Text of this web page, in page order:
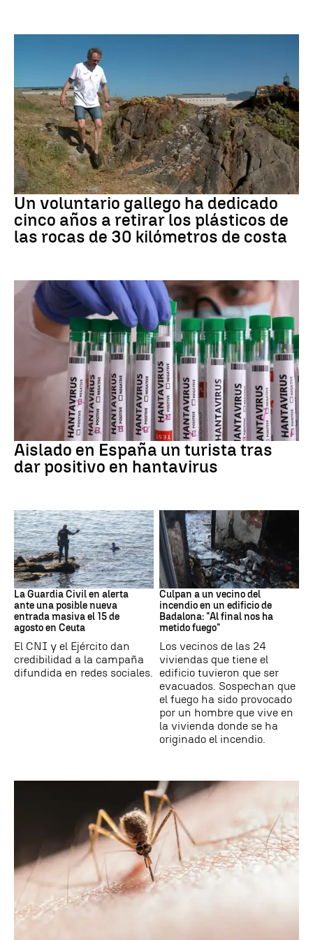
Medio ambiente
Un voluntario gallego ha dedicado
cinco años a retirar los plásticos de
las rocas de 30 kilómetros de costa
Aislado en España un turista tras
dar positivo en hantavirus
Ceuta
La Guardia Civil en alerta
ante una posible nueva
entrada masiva el 15 de
agosto en Ceuta
El CNI y el Ejército dan
credibilidad a la campaña
difundida en redes sociales.
Cataluña
Culpan a un vecino del
incendio en un edificio de
Badalona: "Al final nos ha
metido fuego"
Los vecinos de las 24
viviendas que tiene el
edificio tuvieron que ser
evacuados. Sospechan que
el fuego ha sido provocado
por un hombre que vive en
la vivienda donde se ha
originado el incendio.